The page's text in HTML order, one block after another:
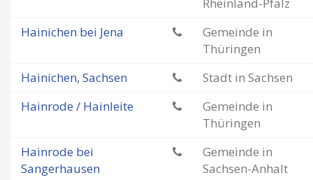
Hainichen bei Jena
Gemeinde in
Thüringen
Hainichen, Sachsen
Stadt in Sachsen
Hainrode / Hainleite
Gemeinde in
Thüringen
Hainrode bei
Sangerhausen
Gemeinde in
Sachsen-Anhalt